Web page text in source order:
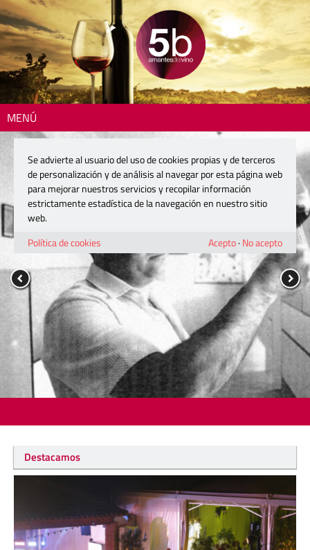
MENÚ
Destacamos
Se advierte al usuario del uso de cookies propias y de terceros
de personalización y de análisis al navegar por esta página web
para mejorar nuestros servicios y recopilar información
estrictamente estadística de la navegación en nuestro sitio
web.
Política de cookies
Acepto· No acepto